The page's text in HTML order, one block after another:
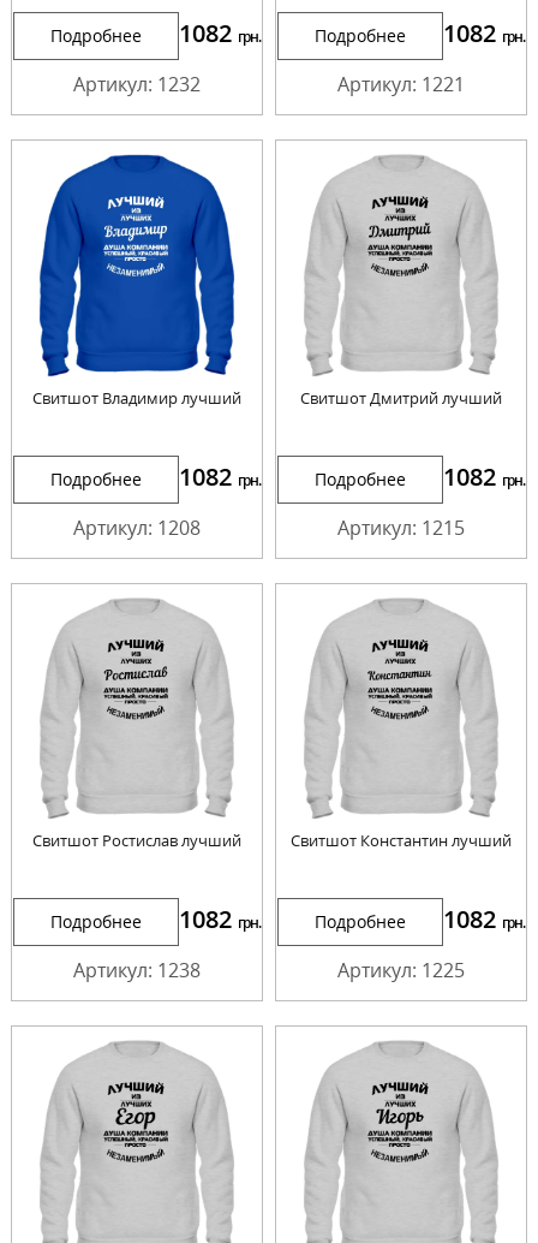
Подробнее 1082 грн.
Артикул: 1232
Подробнее 1082 грн.
Артикул: 1221
Свитшот Владимир лучший
Подробнее 1082 грн.
Артикул: 1208
Свитшот Дмитрий лучший
Подробнее 1082 грн.
Артикул: 1215
Свитшот Ростислав лучший
Подробнее 1082 грн.
Артикул: 1238
Свитшот Константин лучший
Подробнее 1082 грн.
Артикул: 1225